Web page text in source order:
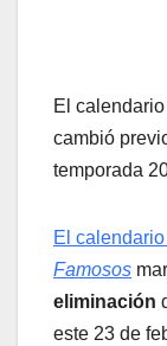
El calendario
cambió
temporada
El
Famosos
eliminación
este 23 de